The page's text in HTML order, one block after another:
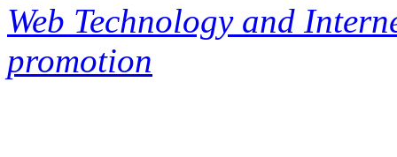
Web Technology and
promotion